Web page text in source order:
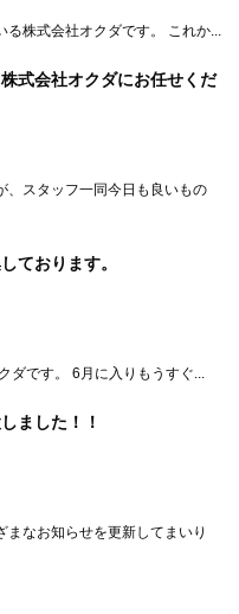
株式会社オクダです。 これか...
式会社オクダにお任せくだ
、スタッフ一同今日も良いもの
ております。
ダです。 6月に入りもうすぐ...
ました！！
なお知らせを更新してまいり